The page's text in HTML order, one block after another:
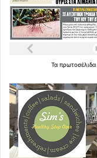
Τα πρωτοσέλιδα